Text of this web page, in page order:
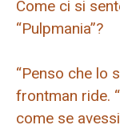
Come ci si
“Pulpmania”?
“Penso che lo
frontman ride.
come se